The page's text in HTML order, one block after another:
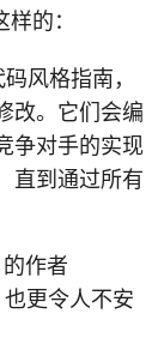
的：
风格指南，
改。它们会编
争对手的实现
直到通过所有
作者
更令人不安